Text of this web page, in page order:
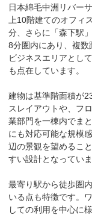
日本綿毛中洲リバー
上10階建てのオフィ
分、さらに「森下駅
8分圏内にあり、複数
ビジネスエリアとし
も点在しています。
建物は基準階面積が
スレイアウトや、フ
業部門を一棟内でま
にも対応可能な規模
辺の景観を望めるこ
すい設計となっていま
最寄り駅から徒歩圏
いる点も特徴です。
しての利用を中心に